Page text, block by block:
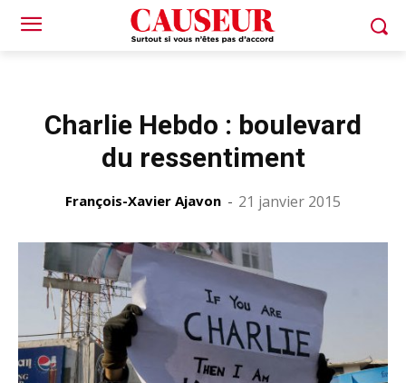
Charlie Hebdo : boulevard
du ressentiment
François-Xavier Ajavon - 21 janvier 2015